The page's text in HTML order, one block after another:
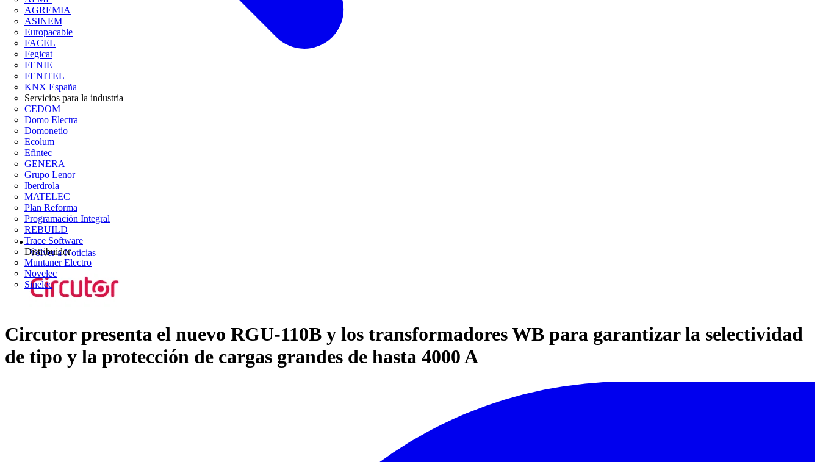
AGREMIA
ASINEM
Europacable
FACEL
Fegicat
FENIE
FENITEL
KNX España
Servicios para la industria
CEDOM
Domo Electra
Domonetio
Ecolum
Efintec
GENERA
Grupo Lenor
Iberdrola
MATELEC
Plan Reforma
Programación Integral
REBUILD
Trace Software
Distribuidor
Muntaner Electro
Novelec
Sinelec
Volver a Noticias
Circutor presenta el nuevo RGU-110B y los transformadores WB para garantizar la selectividad
de tipo y la protección de cargas grandes de hasta 4000 A